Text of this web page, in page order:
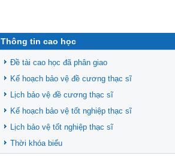
Thông tin cao học
Đề tài cao học đã phân giao
Kế hoạch bảo vệ đề cương thạc sĩ
Lịch bảo vệ đề cương thạc sĩ
Kế hoạch bảo vệ tốt nghiệp thạc sĩ
Lịch bảo vệ tốt nghiệp thạc sĩ
Thời khóa biểu